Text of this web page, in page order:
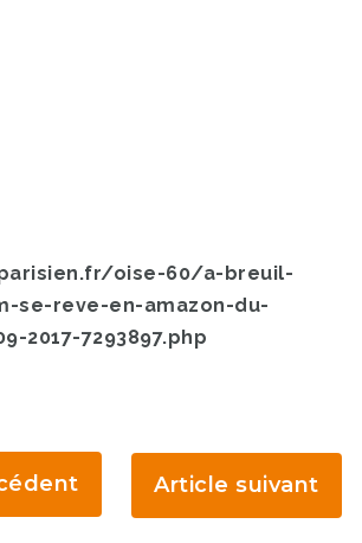
oise-60/a-breuil-
se-reve-en-amazon-du-
2017-7293897.php
Article suivant